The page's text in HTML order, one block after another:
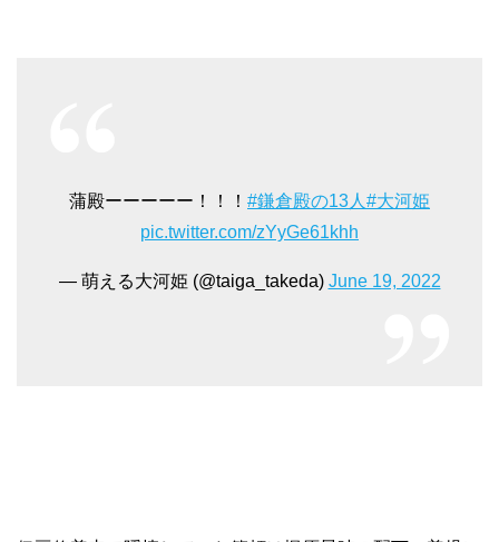
蒲殿ーーーーー！！！ #鎌倉殿の13人 #大河姫
pic.twitter.com/zYyGe61khh
— 萌える大河姫 (@taiga_takeda) June 19, 2022